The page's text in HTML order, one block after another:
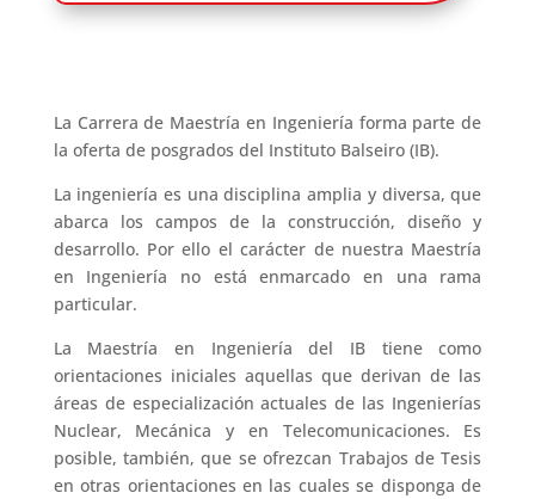
La Carrera de Maestría en Ingeniería forma parte de
la oferta de posgrados del Instituto Balseiro (IB).
La ingeniería es una disciplina amplia y diversa, que
abarca los campos de la construcción, diseño y
desarrollo. Por ello el carácter de nuestra Maestría
en Ingeniería no está enmarcado en una rama
particular.
La Maestría en Ingeniería del IB tiene como
orientaciones iniciales aquellas que derivan de las
áreas de especialización actuales de las Ingenierías
Nuclear, Mecánica y en Telecomunicaciones. Es
posible, también, que se ofrezcan Trabajos de Tesis
en otras orientaciones en las cuales se disponga de